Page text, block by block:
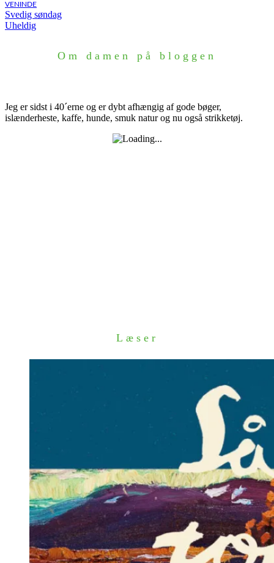
VENINDE
Indlægsnavigation
Svedig søndag
Uheldig
Om damen på bloggen
Jeg er sidst i 40´erne og er dybt afhængig af gode bøger,
islænderheste, kaffe, hunde, smuk natur og nu også strikketøj.
Læser